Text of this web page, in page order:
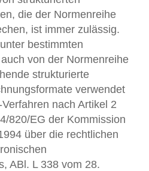
die der Normenreihe
ist immer zulässig.
bestimmten
von der Normenreihe
strukturierte
verwendet
nach Artikel 2
820/EG der Kommission
über die rechtlichen
ABl. L 338 vom 28.